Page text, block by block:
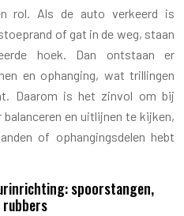
rol. Als de auto verkeerd is
of gat in de weg, staan
hoek. Dan ontstaan er
en ophanging, wat trillingen
Daarom is het zinvol om bij
en uitlijnen te kijken,
of ophangingsdelen hebt
spoorstangen,
rubbers